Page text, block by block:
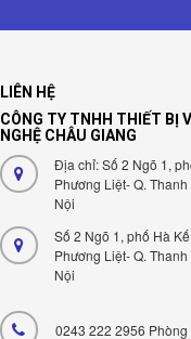
LIÊN HỆ
CÔNG TY TNHH THIẾT BỊ
NGHỆ CHÂU GIANG
Địa chỉ: Số 2 Ngõ 1,
Phương Liệt- Q.
Nội
Số 2 Ngõ 1, phố Hà Kế
Phương Liệt- Q.
Nội
0243 222 2956